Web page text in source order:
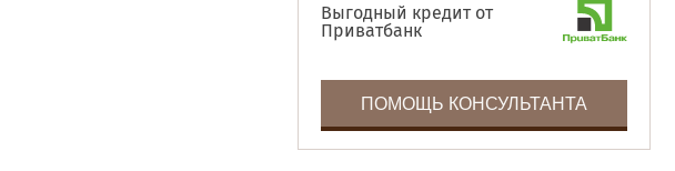
Выгодный кредит от
Приватбанк
ПОМОЩЬ КОНСУЛЬТАНТА